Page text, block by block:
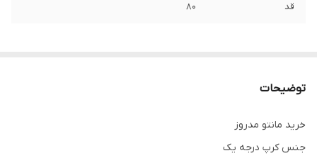
قد ۸۰
توضیحات
خرید مانتو مدروز
جنس کرپ درجه یک